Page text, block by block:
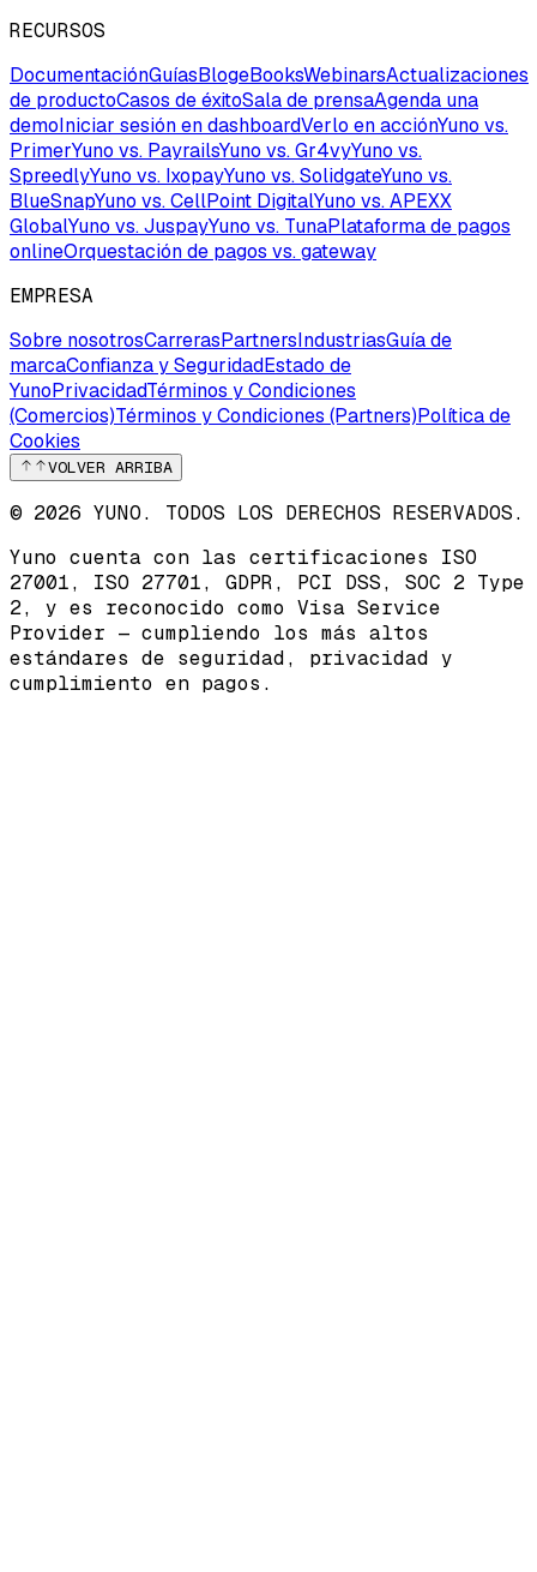
RECURSOS
DocumentaciónGuíasBlogeBooksWebinarsActualizaciones
de productoCasos de éxitoSala de prensaAgenda una
demoIniciar sesión en dashboardVerlo en acciónYuno vs.
PrimerYuno vs. PayrailsYuno vs. Gr4vyYuno vs.
SpreedlyYuno vs. IxopayYuno vs. SolidgateYuno vs.
BlueSnapYuno vs. CellPoint DigitalYuno vs. APEXX
GlobalYuno vs. JuspayYuno vs. TunaPlataforma de pagos
onlineOrquestación de pagos vs. gateway
EMPRESA
Sobre nosotrosCarrerasPartnersIndustriasGuía de
marcaConfianza y SeguridadEstado de
YunoPrivacidadTérminos y Condiciones
(Comercios)Términos y Condiciones (Partners)Política de
Cookies
VOLVER ARRIBA
© 2026 YUNO. TODOS LOS DERECHOS RESERVADOS.
Yuno cuenta con las certificaciones ISO
27001, ISO 27701, GDPR, PCI DSS, SOC 2 Type
2, y es reconocido como Visa Service
Provider — cumpliendo los más altos
estándares de seguridad, privacidad y
cumplimiento en pagos.